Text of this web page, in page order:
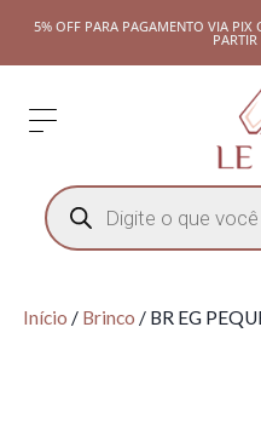
5% OFF PARA PAGAMENTO VIA PIX
Início / Brinco / BR EG